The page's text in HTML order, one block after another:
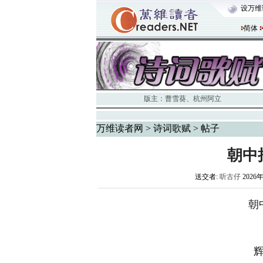
设万
简体
版主： 曹雪葵、 杭州阿立
万维读者网 > 诗词歌赋> 帖子
朝中
送交者: 听古仔 2026
朝